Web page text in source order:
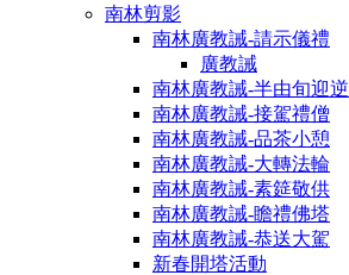
南林剪影
南林廣教誡-請示儀禮
廣教誡
南林廣教誡-半由旬迎逆
南林廣教誡-接駕禮僧
南林廣教誡-品茶小憩
南林廣教誡-大轉法輪
南林廣教誡-素筵敬供
南林廣教誡-瞻禮佛塔
南林廣教誡-恭送大駕
新春開塔活動